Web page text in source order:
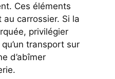
Ces éléments
au carrossier. Si la
privilégier
transport sur
d’abîmer